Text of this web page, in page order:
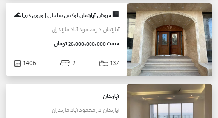
🏢 فروش آپارتمان لوکس ساحلی | ویوی دریا 🌊
آپارتماندرمحمود آبادمازندران
قیمت20,000,000,000 تومان
137
2
1406
آپارتمان
آپارتماندرمحمود آبادمازندران